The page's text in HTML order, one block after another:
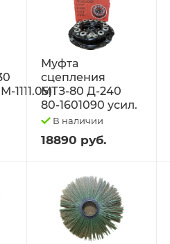
1111.05)
Муфта
сцепления
МТЗ-80 Д-240
80-1601090 усил.
В наличии
18890 руб.